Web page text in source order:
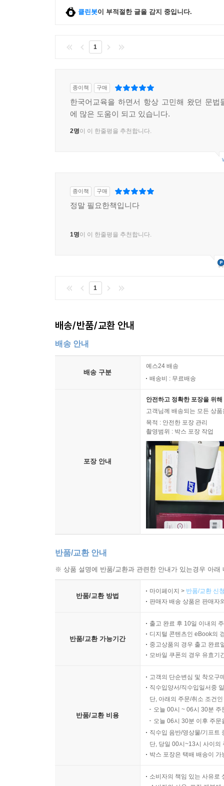
클린봇이 부적절한 글을 감지 중입니다.
1
종이책 구매
한국어교육을 하면서 항상 고민해 왔던 문법
에 많은 도움이 되고 있습니다.
2명이 이 한줄평을 추천합니다.
종이책 구매
정말 필요한책입니다
1명이 이 한줄평을 추천합니다.
1
배송/반품/교환 안내
배송 안내
배송 구분
예스24 배송
배송비 : 무료배송
포장 안내
안전하고 정확한 포장을 위
고객님께 배송되는 모든 상
목적 : 안전한 포장 관리
촬영범위 : 박스 포장 작업
반품/교환 안내
※ 상품 설명에 반품/교환과 관련한 안내가 있는경우 아
반품/교환 방법
마이페이지 > 반품/교환 신
판매자 배송 상품은 판매자
반품/교환 가능기간
출고 완료 후 10일 이내의
디지털 콘텐츠인 eBook의
중고상품의 경우 출고 완료
모바일 쿠폰의 경우 유효기
반품/교환 비용
고객의 단순변심 및 착오구
직수입양서/직수입일서중
단, 아래의 주문/취소 조건
오늘 00시 ~ 06시 30분
오늘 06시 30분 이후 주
직수입 음반/영상물/기프트
단, 당일 00시~13시 사이의
박스 포장은 택배 배송이
소비자의 책임 있는 사유로